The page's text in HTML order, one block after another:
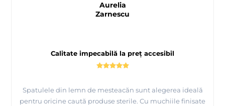
Calitate impecabilă la preț accesibil
Spatulele din lemn de mesteacăn sunt alegerea ideală
pentru oricine caută produse sterile. Cu muchiile finisate
Aurelia
Zarnescu